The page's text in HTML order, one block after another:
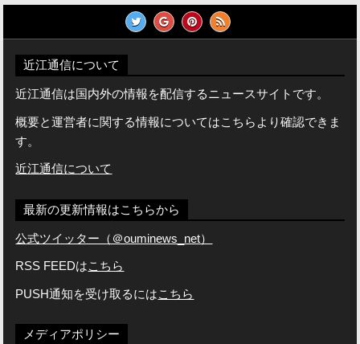
近江通信について
近江通信は国内外の情報を配信するニュースサイトです。
概要と運営者に関する情報についてはこちらより確認できま
す。
近江通信について
最新の更新情報はこちらから
公式ツイッター（＠ouminews_net）
RSS FEEDはこちら
PUSH通知を受け取るにはこちら
メディアポリシー